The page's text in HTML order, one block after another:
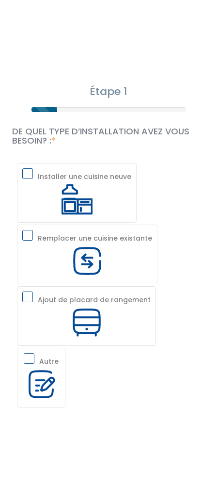
Étape 1
DE QUEL TYPE D’INSTALLATION AVEZ VOUS
BESOIN? :
Installer une cuisine neuve
Remplacer une cuisine existante
Ajout de placard de rangement
Autre